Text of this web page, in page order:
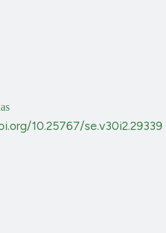
10.25767/se.v30i2.29339